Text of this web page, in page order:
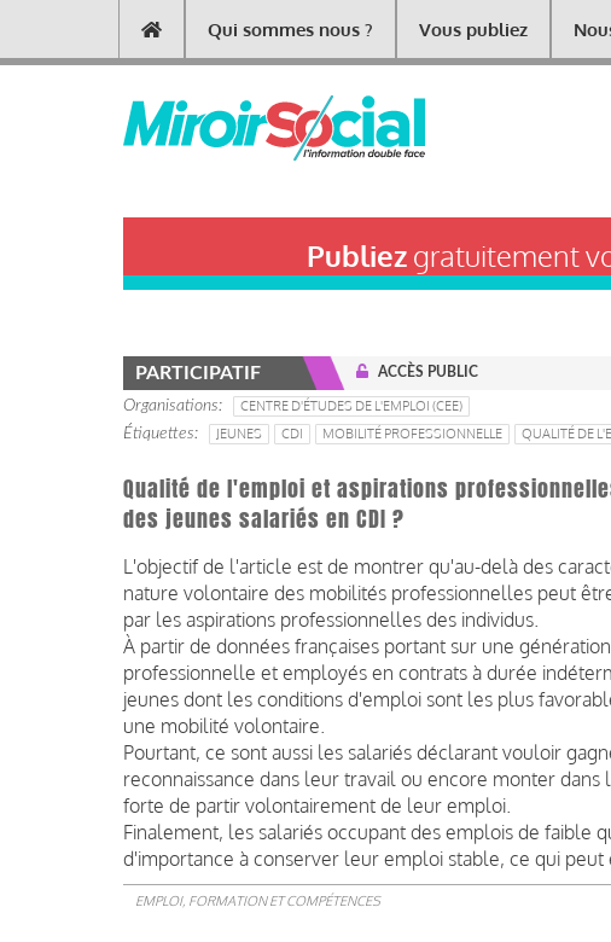
contenu
Main
navigation
Qui sommes nous ? Vous publiez
Publiezgratuitement
PARTICIPATIF ACCÈS PUBLIC
Organisations
CENTRE D'ÉTUDES DE L'EMPLOI (CEE)
Étiquettes
JEUNES CDI MOBILITÉ PROFESSIONNELLE QUALITÉ DE
Qualité de l'emploi et aspirations
des jeunes salariés en CDI ?
L'objectif de l'article est de montrer qu'au-delà des
nature volontaire des mobilités professionnelles peut
par les aspirations professionnelles des individus.
À partir de données françaises portant sur une
professionnelle et employés en contrats à durée
jeunes dont les conditions d'emploi sont les plus
une mobilité volontaire.
Pourtant, ce sont aussi les salariés déclarant vouloir
reconnaissance dans leur travail ou encore monter
forte de partir volontairement de leur emploi.
Finalement, les salariés occupant des emplois de faible
d'importance à conserver leur emploi stable, ce qui
EMPLOI, FORMATION ET COMPÉTENCES